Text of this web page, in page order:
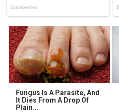
Fungus Is A Parasite, And
It Dies From A Drop Of
Plain...